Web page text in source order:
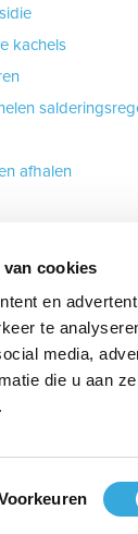
cookies
en
te
media,
die u aan
kachels
afhalen
formulier